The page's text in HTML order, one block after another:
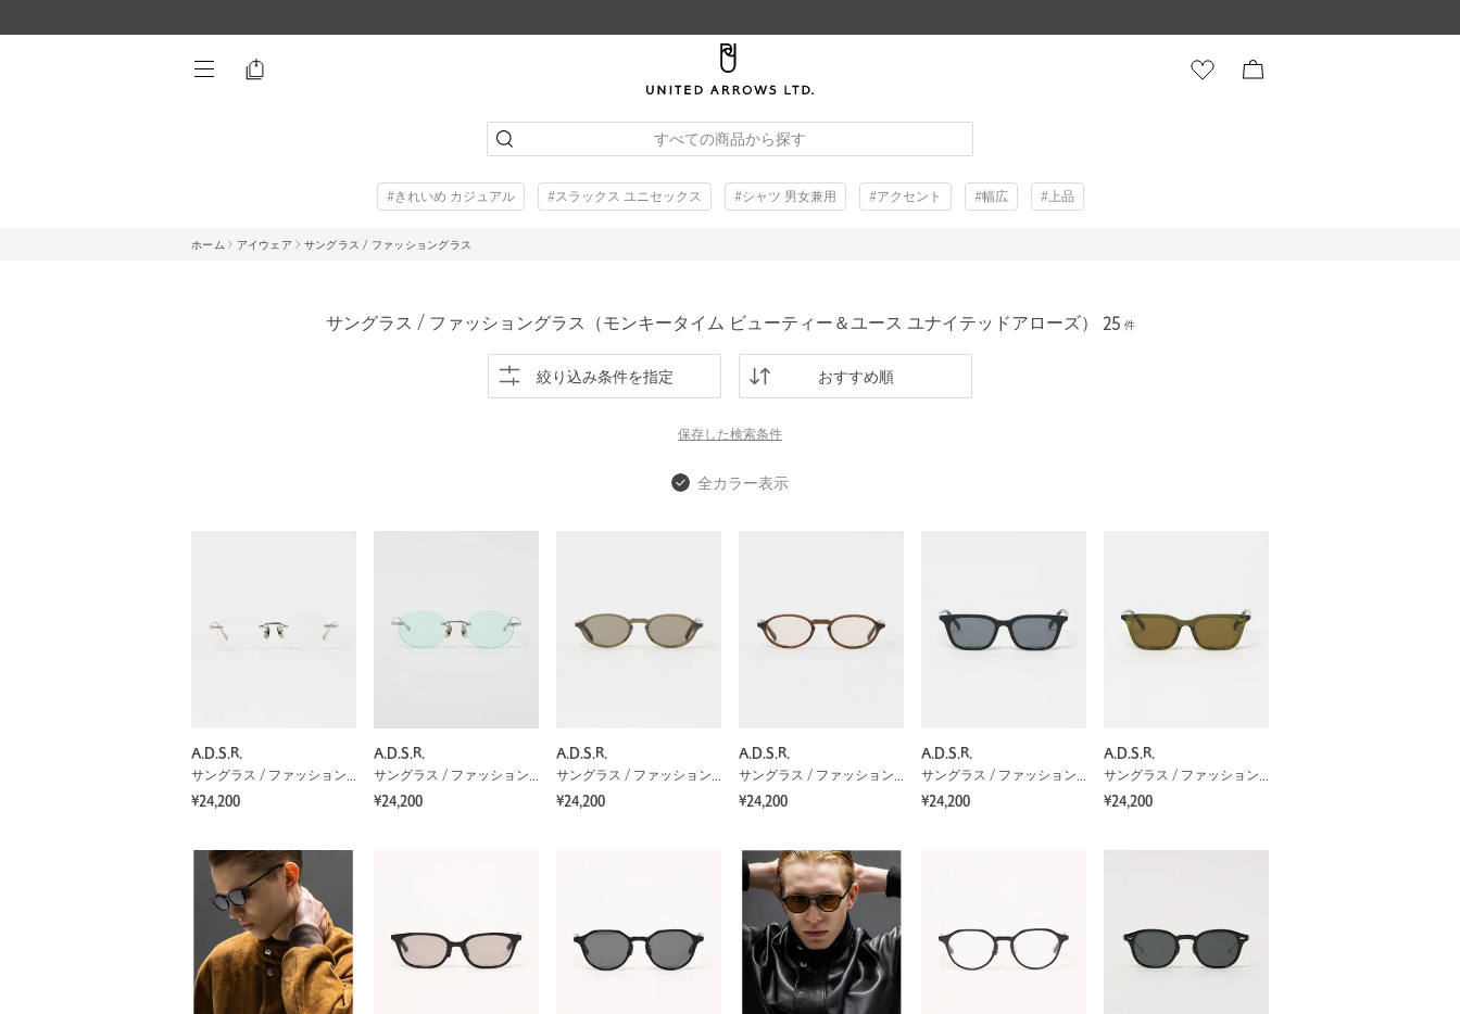
すべての商品から探す
#きれいめ カジュアル #スラックス ユニセックス #シャツ 男女兼用 #アクセント #幅広 #上品
ホーム アイウェア サングラス / ファッショングラス
サングラス / ファッショングラス（モンキータイム ビューティー＆ユース ユナイテッドアローズ） 25 件
絞り込み条件を指定 おすすめ順
保存した検索条件
全カラー表示
A.D.S.R.
サングラス / ファッショングラス
¥24,200
A.D.S.R.
サングラス / ファッショングラス
¥24,200
A.D.S.R.
サングラス / ファッショングラス
¥24,200
A.D.S.R.
サングラス / ファッショングラス
¥24,200
A.D.S.R.
サングラス / ファッショングラス
¥24,200
A.D.S.R.
サングラス / ファッショングラス
¥24,200